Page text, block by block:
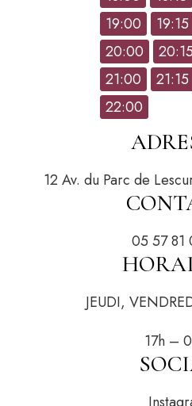
19:00
19:15
20:00
21:00
21:15
22:00
12 Av. du Parc de
05 57 81
JEUDI,
17h –